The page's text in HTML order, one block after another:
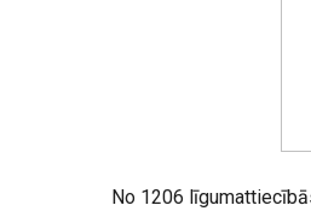
No 1206